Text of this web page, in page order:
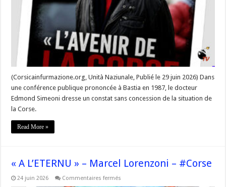
entre
les
mains
du
peuple
»
:
l’appel
d’Edmond
Simeoni
à
Bastia
il
y
39
(Corsicainfurmazione.org, Unità Naziunale, Publié le 29 juin 2026) Dans
une conférence publique prononcée à Bastia en 1987, le docteur
Edmond Simeoni dresse un constat sans concession de la situation de
la Corse.
Read More »
« A L’ETERNU » – Marcel Lorenzoni – #Corse
24 juin 2026 Commentaires fermés